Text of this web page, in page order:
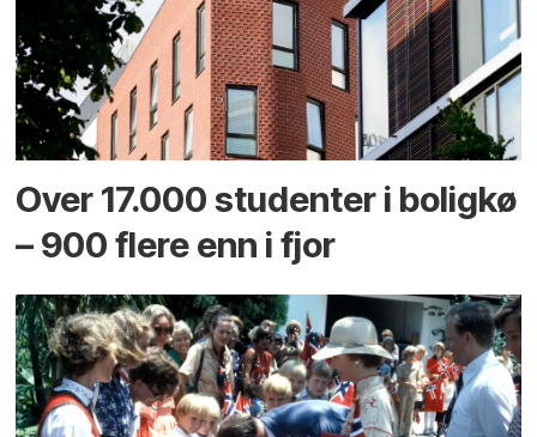
Over 17.000 studenter i boligkø
– 900 flere enn i fjor